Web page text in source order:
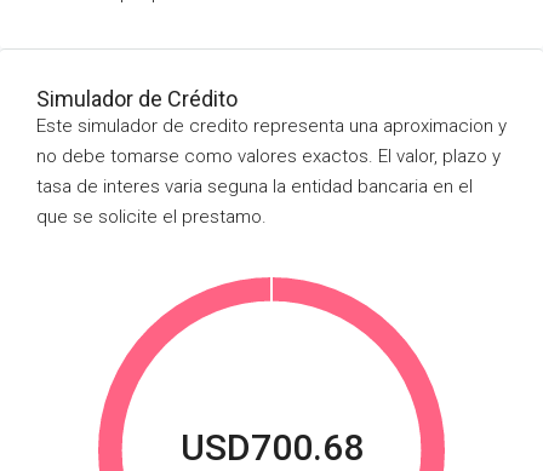
Simulador de Crédito
Este simulador de credito representa una aproximacion y
no debe tomarse como valores exactos. El valor, plazo y
tasa de interes varia seguna la entidad bancaria en el
que se solicite el prestamo.
USD700.68